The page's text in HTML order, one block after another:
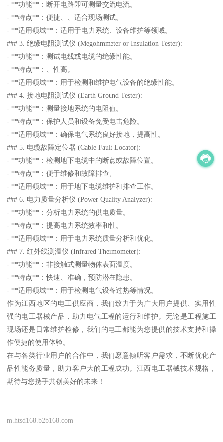
- **功能**：断开电路即可测量交流电流。
- **特点**：便捷、、适合现场测试。
- **适用领域**：适用于电力系统、设备维护等领域。
### 3. 绝缘电阻测试仪 (Megohmmeter or Insulation Tester):
- **功能**：测试电线或电缆的绝缘性能。
- **特点**：、性高。
- **适用领域**：用于检测和维护电气设备的绝缘性能。
### 4. 接地电阻测试仪 (Earth Ground Tester):
- **功能**：测量接地系统的电阻值。
- **特点**：保护人员和设备免受电击危险。
- **适用领域**：确保电气系统良好接地，提高性。
### 5. 电缆故障定位器 (Cable Fault Locator):
- **功能**：检测地下电缆中的断点或故障位置。
- **特点**：便于维修和故障排查。
- **适用领域**：用于地下电缆维护和排查工作。
### 6. 电力质量分析仪 (Power Quality Analyzer):
- **功能**：分析电力系统的供电质量。
- **特点**：提高电力系统效率和性。
- **适用领域**：用于电力系统质量分析和优化。
### 7. 红外线测温仪 (Infrared Thermometer):
- **功能**：非接触式测量物体表面温度。
- **特点**：快速、准确，预防潜在隐患。
- **适用领域**：用于检测电气设备过热等情况。
作为江西地区的电工供应商，我们致力于为广大用户提供、实用性
强的电工器械产品，助力电气工程的运行和维护。无论是工程施工
现场还是日常维护检修，我们的电工都能为您提供的技术支持和操
作便捷的使用体验。
在与各类行业用户的合作中，我们愿意倾听客户需求，不断优化产
品性能务质量，助力客户大的工程成功。江西电工器械技术规格，
期待与您携手共创美好的未来！
m.htsd168.b2b168.com